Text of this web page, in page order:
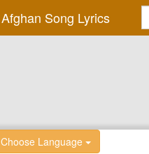
Afghan Song Lyrics
Choose Language